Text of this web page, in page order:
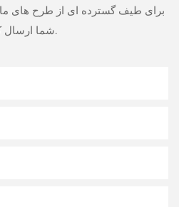
برای طیف گسترده ای از طرح های
شما ارسال کنیم.